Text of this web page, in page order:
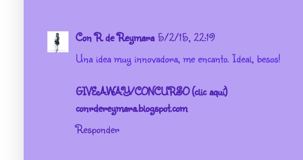
Con R de Reymara 5/2/15, 22:19
Una idea muy innovadora, me encanto. Ideal, besos!
GIVEAWAY/CONCURSO (clic aquí)
conrdereymara.blogspot.com
Responder